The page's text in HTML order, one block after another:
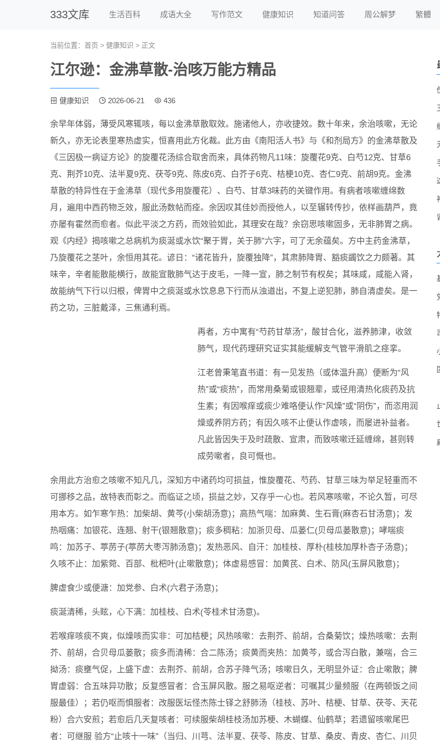
333文库 生活百科 成语大全 写作范文 健康知识 知道问答 周公解梦 繁體
当前位置： 首页 > 健康知识 > 正文
江尔逊：金沸草散-治咳万能方精品
健康知识 2026-06-21 436
余早年体弱，薄受风寒辄咳，每以金沸草散取效。施诸他人，亦收捷效。数十年来，余治咳嗽，无论
新久，亦无论表里寒热虚实，恒喜用此方化裁。此方由《南阳活人书》与《和剂局方》的金沸草散及
《三因极一病证方论》的旋覆花汤综合取舍而来，具体药物凡11味：旋覆花9克、白芍12克、甘草6
克、荆芥10克、法半夏9克、茯苓9克、陈皮6克、白芥子6克、桔梗10克、杏仁9克、前胡9克。金沸
草散的特异性在于金沸草（现代多用旋覆花）、白芍、甘草3味药的关键作用。有病者咳嗽缠绵数
月，遍用中西药物乏效，服此汤数帖而痊。余因叹其佳妙而授他人，以至辗转传抄，依样画葫芦，竟
亦屡有霍然而愈者。似此平淡之方药，而效验如此，其理安在哉？余窃思咳嗽固多，无非肺胃之病。
观《内经》揭咳嗽之总病机为痰涎或水饮“聚于胃，关于肺”六字，可了无余蕴矣。方中主药金沸草，
乃旋覆花之茎叶，余恒用其花。谚日：“诸花皆升，旋覆独降”，其肃肺降胃、豁痰蠲饮之力颇著。其
味辛，辛者能散能横行，故能宣散肺气达于皮毛，一降一宣，肺之制节有权矣；其味咸，咸能入肾，
故能纳气下行以归根，俾胃中之痰涎或水饮息息下行而从浊道出，不复上逆犯肺，肺自清虚矣。是一
药之功，三脏戴泽，三焦通利焉。
再者，方中寓有“芍药甘草汤”，酸甘合化，滋养肺津，收敛
肺气，现代药理研究证实其能缓解支气管平滑肌之痉挛。
江老曾秉笔直书道：有一见发热（或体温升高）便断为“风
热”或“痰热”，而常用桑菊或银翘辈，或径用清热化痰药及抗
生素；有因喉痒或痰少难咯便认作“风燥”或“阴伤”，而恣用润
燥或养阴方药；有因久咳不止便认作虚咳，而屡进补益者。
凡此皆因失于及时疏散、宣肃，而致咳嗽迁延缠绵，甚则转
成劳嗽者，良可慨也。
余用此方治愈之咳嗽不知凡几，深知方中诸药均可损益，惟旋覆花、芍药、甘草三味为举足轻重而不
可挪移之品，故特表而彰之。而临证之顷，损益之妙，又存乎一心也。若风寒咳嗽，不论久暂，可尽
用本方。如乍寒乍热：加柴胡、黄芩(小柴胡汤意)；高热气喘：加麻黄、生石膏(麻杏石甘汤意)；发
热咽痛：加银花、连翘、射干(银翘散意)；痰多稠粘：加浙贝母、瓜蒌仁(贝母瓜蒌散意)；哮喘痰
鸣：加苏子、葶苈子(葶苈大枣泻肺汤意)；发热恶风、自汗：加桂枝、厚朴(桂枝加厚朴杏子汤意)；
久咳不止：加紫菀、百部、枇杷叶(止嗽散意)；体虚易感冒：加黄芪、白术、防风(玉屏风散意)；
脾虚食少或便溏：加党参、白术(六君子汤意)；
痰涎清稀，头眩，心下满：加桂枝、白术(苓桂术甘汤意)。
若喉痒咳痰不爽，似燥咳而实非：可加桔梗；风热咳嗽：去荆芥、前胡，合桑菊饮；燥热咳嗽：去荆
芥、前胡，合贝母瓜蒌散；痰多而清稀：合二陈汤；痰黄而夹热：加黄芩，或合泻白散，兼喘，合三
拗汤：痰壅气促，上盛下虚：去荆芥、前胡，合苏子降气汤；咳嗽日久，无明显外证：合止嗽散；脾
胃虚弱：合五味异功散；反复感冒者：合玉屏风散。服之易呕逆者：可嘱其少量频服（在两顿饭之间
服最佳）；若仍呕而惧服者：改服医坛怪杰陈士铎之舒肺汤（桂枝、苏叶、桔梗、甘草、茯苓、天花
粉）合六安煎；若愈后几天复咳者：可续服柴胡桂枝汤加苏梗、木蝴蝶、仙鹤草；若遗留咳嗽尾巴
者：可继服 验方“止咳十一味”（当归、川芎、法半夏、茯苓、陈皮、甘草、桑皮、青皮、杏仁、川贝